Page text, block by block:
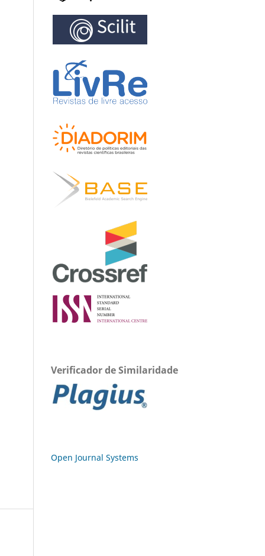
Verificador de Similaridade
Open Journal Systems